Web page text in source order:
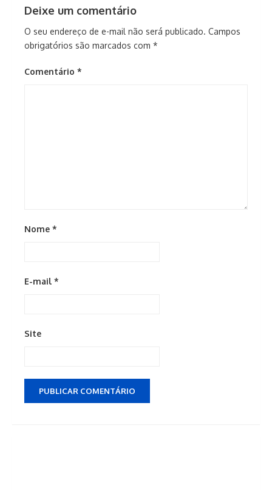
Deixe um comentário
O seu endereço de e-mail não será publicado. Campos
obrigatórios são marcados com *
Comentário *
Nome *
E-mail *
Site